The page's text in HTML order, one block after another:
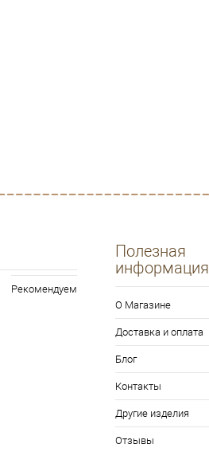
Рекомендуем
Полезная
информация
О Магазине
Доставка и оплата
Блог
Контакты
Другие изделия
Отзывы